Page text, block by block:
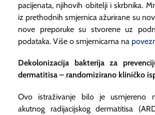
pacijenata, njihovih obitelji i skrbnika.
iz prethodnih smjernica ažurirane su
nove preporuke su stvorene uz
podataka. Više o smjernicama na
Dekolonizacija bakterija za
dermatitisa – randomizirano kliničko
Ovo istraživanje bilo je usmjereno
akutnog radijacijskog dermatitisa